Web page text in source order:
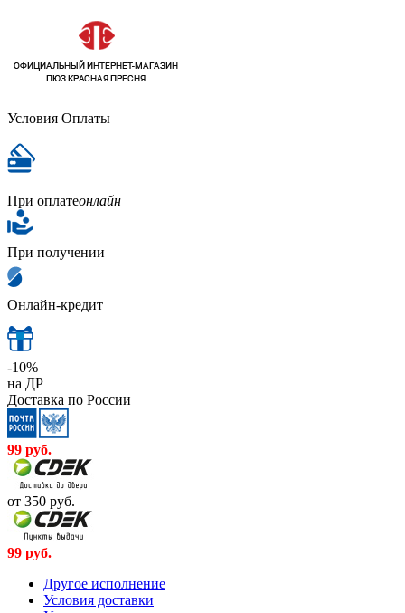
Условия Оплаты
При оплатеонлайн
При получении
Онлайн-кредит
-10%
на ДР
Доставка по России
99 руб.
от 350 руб.
99 руб.
Другое исполнение
Условия доставки